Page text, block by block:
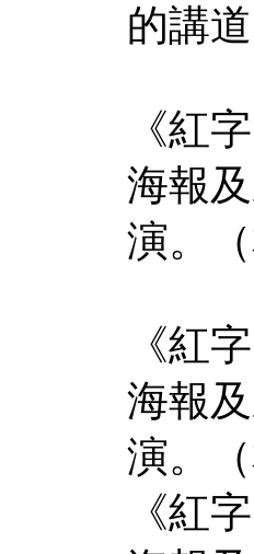
的講
《紅
海報
演。
《紅
海報
演。
《紅